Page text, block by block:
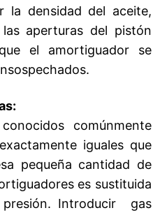
la densidad del aceite,
aperturas del pistón
el amortiguador se
comúnmente
iguales que
pequeña cantidad de
es sustituida
Introducir gas